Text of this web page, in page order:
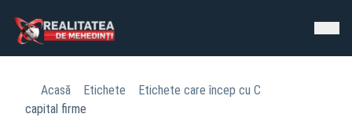
Acasă Etichete
Etichete care încep cu C
capital firme